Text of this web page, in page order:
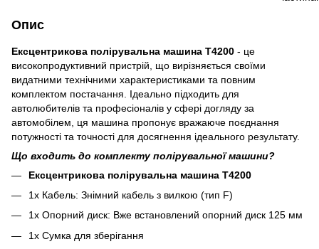
Опис
Ексцентрикова полірувальна машина T4200 - це
високопродуктивний пристрій, що вирізняється своїми
видатними технічними характеристиками та повним
комплектом постачання. Ідеально підходить для
автолюбителів та професіоналів у сфері догляду за
автомобілем, ця машина пропонує вражаюче поєднання
потужності та точності для досягнення ідеального результату.
Що входить до комплекту полірувальної машини?
Ексцентрикова полірувальна машина T4200
1x Кабель: Знімний кабель з вилкою (тип F)
1x Опорний диск: Вже встановлений опорний диск 125 мм
1x Сумка для зберігання